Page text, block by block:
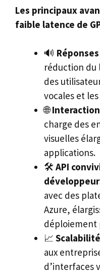
Les principaux
faible latence de
🔊
réduction du
des
vocales et
🌐
charge des
visuelles
applications.
🛠️ API
avec des
Azure,
déploiement
📈
aux
d’interfaces